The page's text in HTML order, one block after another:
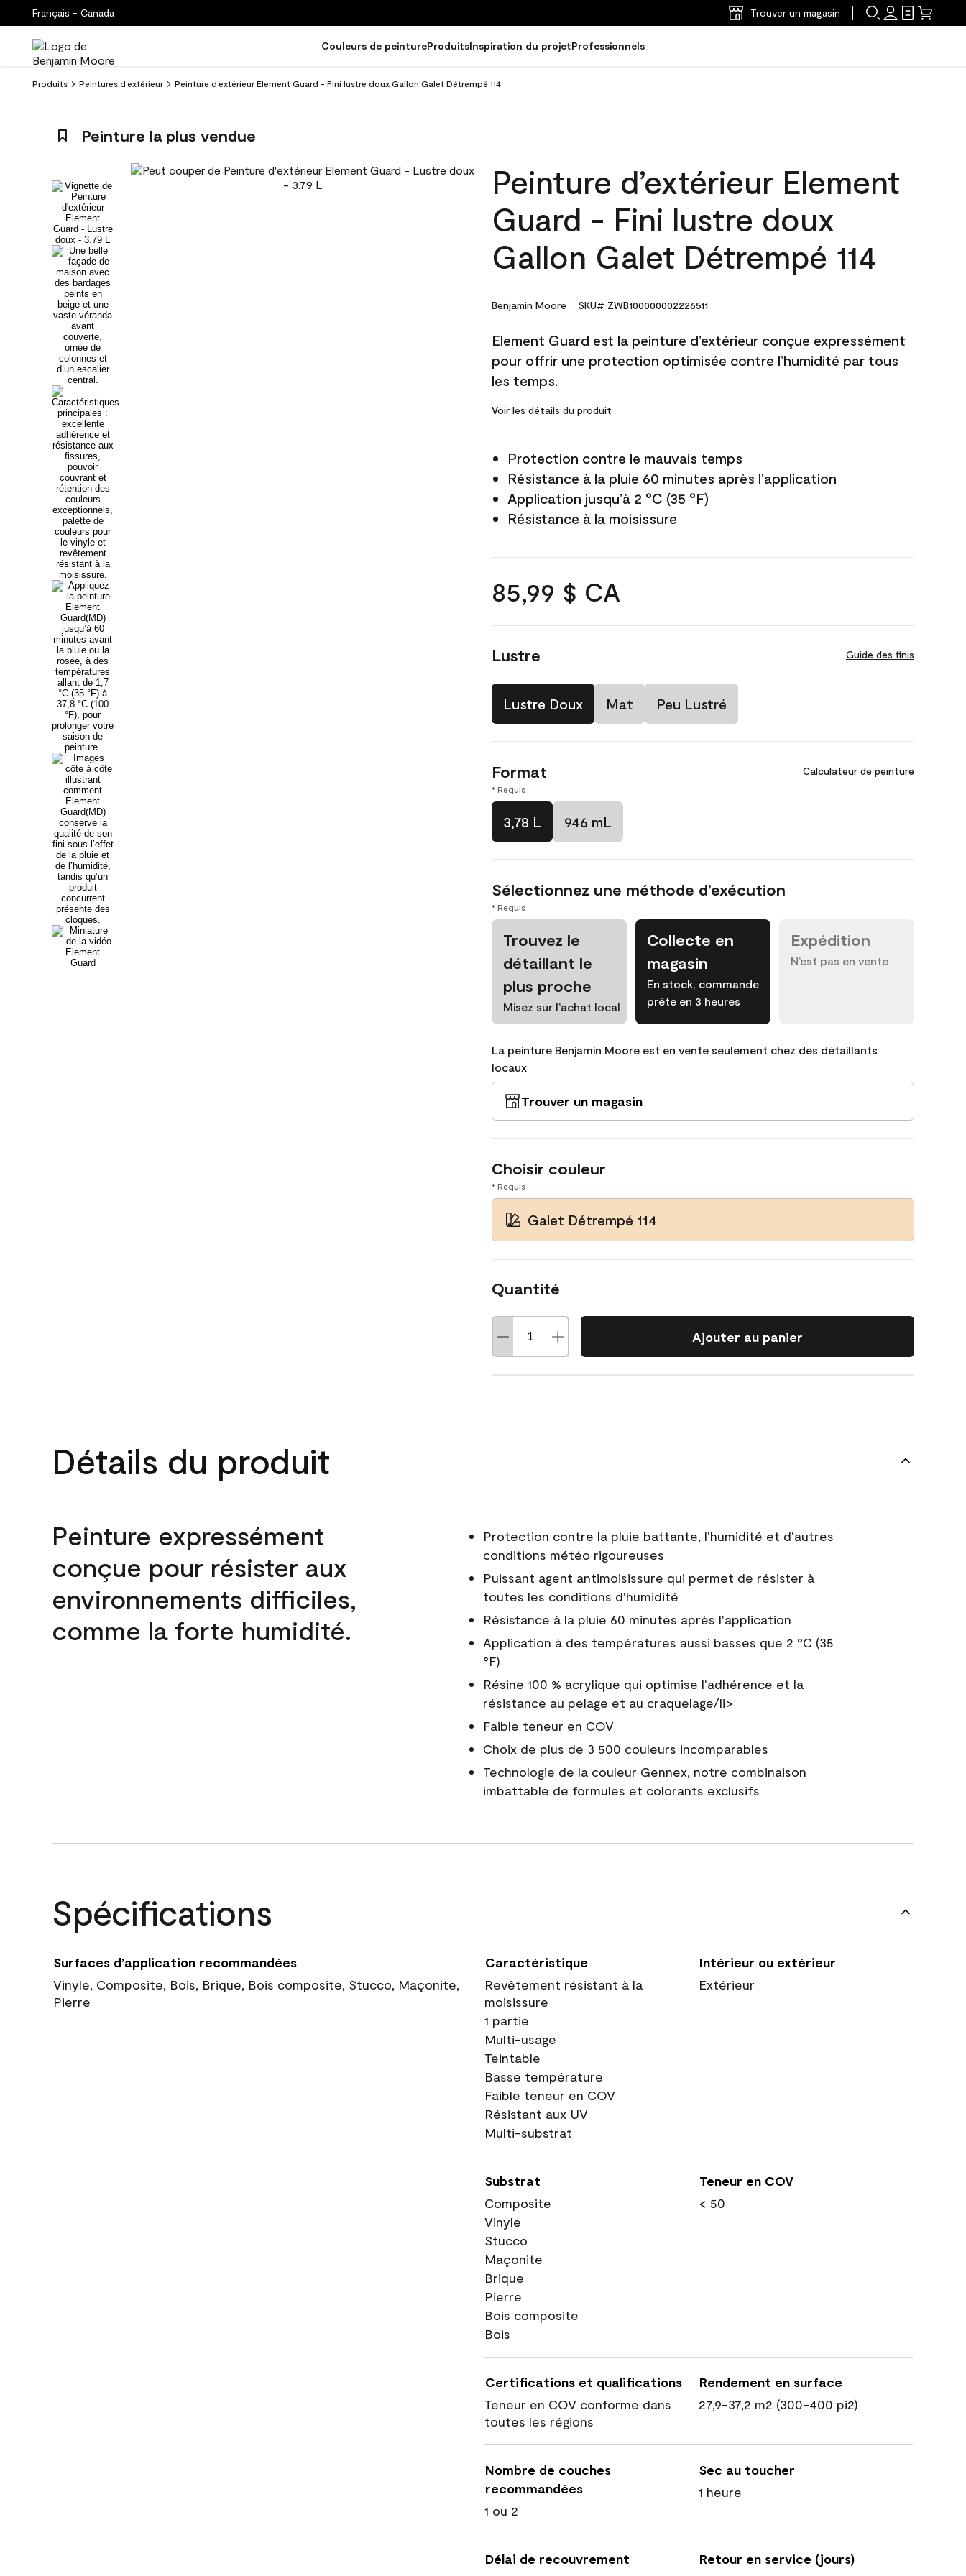
Français - Canada Trouver un magasin
Couleurs de peintureProduitsInspiration du projetProfessionnels
Produits Peintures d’extérieur Peinture d’extérieur Element Guard - Fini lustre doux Gallon Galet Détrempé 114
Peinture la plus vendue
Peinture d’extérieur Element
Guard - Fini lustre doux
Gallon Galet Détrempé 114
Benjamin Moore SKU# ZWB100000002226511
Element Guard est la peinture d’extérieur conçue expressément
pour offrir une protection optimisée contre l’humidité par tous
les temps.
Voir les détails du produit
Protection contre le mauvais temps
Résistance à la pluie 60 minutes après l'application
Application jusqu’à 2 °C (35 °F)
Résistance à la moisissure
85,99 $ CA
Lustre Guide des finis
Lustre Doux Mat Peu Lustré
Format Calculateur de peinture
* Requis
3,78 L 946 mL
Sélectionnez une méthode d’exécution
* Requis
Trouvez le
détaillant le
plus proche
Misez sur l’achat local
Collecte en
magasin
En stock, commande
prête en 3 heures
Expédition
N’est pas en vente
La peinture Benjamin Moore est en vente seulement chez des détaillants
locaux
Trouver un magasin
Choisir couleur
* Requis
Galet Détrempé 114
Quantité
Ajouter au panier
Détails du produit
Peinture expressément
conçue pour résister aux
environnements difficiles,
comme la forte humidité.
Protection contre la pluie battante, l'humidité et d'autres
conditions météo rigoureuses
Puissant agent antimoisissure qui permet de résister à
toutes les conditions d'humidité
Résistance à la pluie 60 minutes après l'application
Application à des températures aussi basses que 2 °C (35
°F)
Résine 100 % acrylique qui optimise l'adhérence et la
résistance au pelage et au craquelage/li>
Faible teneur en COV
Choix de plus de 3 500 couleurs incomparables
Technologie de la couleur Gennex, notre combinaison
imbattable de formules et colorants exclusifs
Spécifications
Surfaces d’application recommandées
Vinyle, Composite, Bois, Brique, Bois composite, Stucco, Maçonite,
Pierre
Caractéristique
Revêtement résistant à la
moisissure
1 partie
Multi-usage
Teintable
Basse température
Faible teneur en COV
Résistant aux UV
Multi-substrat
Intérieur ou extérieur
Extérieur
Substrat
Composite
Vinyle
Stucco
Maçonite
Brique
Pierre
Bois composite
Bois
Teneur en COV
< 50
Certifications et qualifications
Teneur en COV conforme dans
toutes les régions
Rendement en surface
27,9-37,2 m2 (300-400 pi2)
Nombre de couches
recommandées
1 ou 2
Sec au toucher
1 heure
Délai de recouvrement
Retour en service (jours)